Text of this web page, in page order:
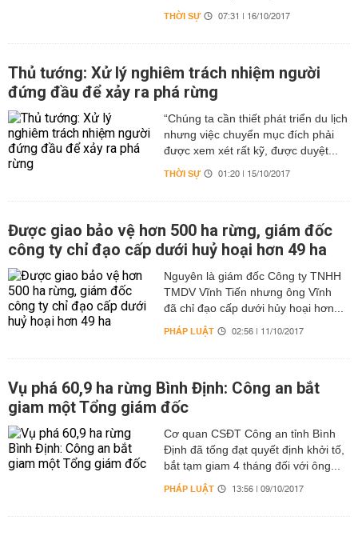
THỜI SỰ 07:31 | 16/10/2017
Thủ tướng: Xử lý nghiêm trách nhiệm người
đứng đầu để xảy ra phá rừng
“Chúng ta cần thiết phát triển du lịch
nhưng việc chuyển mục đích phải
được xem xét rất kỹ, được duyệt...
THỜI SỰ 01:20 | 15/10/2017
Được giao bảo vệ hơn 500 ha rừng, giám đốc
công ty chỉ đạo cấp dưới huỷ hoại hơn 49 ha
Nguyên là giám đốc Công ty TNHH
TMDV Vĩnh Tiến nhưng ông Vĩnh
đã chỉ đạo cấp dưới hủy hoại hơn...
PHÁP LUẬT 02:56 | 11/10/2017
Vụ phá 60,9 ha rừng Bình Định: Công an bắt
giam một Tổng giám đốc
Cơ quan CSĐT Công an tỉnh Bình
Định đã tống đạt quyết định khởi tố,
bắt tạm giam 4 tháng đối với ông...
PHÁP LUẬT 13:56 | 09/10/2017